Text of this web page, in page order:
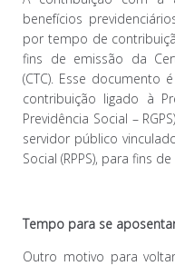
benefícios
por tempo de
fins de emissão da
(CTC). Esse
contribuição ligado à
Previdência Social –
servidor público
Social (RPPS), para fins
Tempo para se
Outro motivo para